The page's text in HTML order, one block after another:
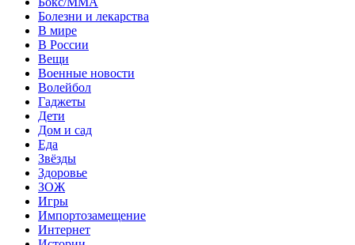
Болезни и лекарства
В мире
В России
Вещи
Военные новости
Волейбол
Гаджеты
Дети
Дом и сад
Еда
Звёзды
Здоровье
ЗОЖ
Игры
Импортозамещение
Интернет